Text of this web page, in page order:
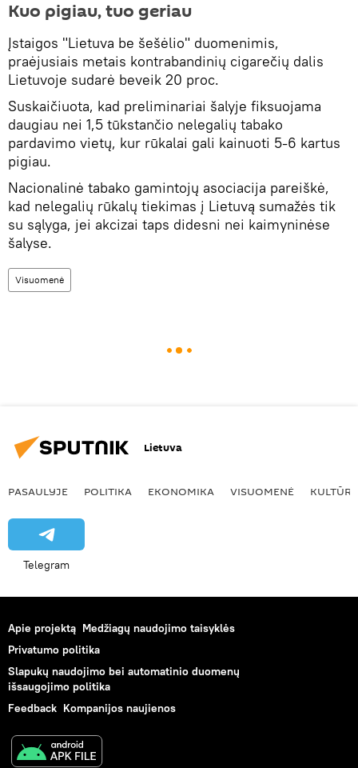
Kuo pigiau, tuo geriau
Įstaigos "Lietuva be šešėlio" duomenimis,
praėjusiais metais kontrabandinių cigarečių dalis
Lietuvoje sudarė beveik 20 proc.
Suskaičiuota, kad preliminariai šalyje fiksuojama
daugiau nei 1,5 tūkstančio nelegalių tabako
pardavimo vietų, kur rūkalai gali kainuoti 5-6 kartus
pigiau.
Nacionalinė tabako gamintojų asociacija pareiškė,
kad nelegalių rūkalų tiekimas į Lietuvą sumažės tik
su sąlyga, jei akcizai taps didesni nei kaimyninėse
šalyse.
Visuomenė
Lietuva
PASAULYJE POLITIKA EKONOMIKA VISUOMENĖ KULTŪRA
Telegram
Apie projektą Medžiagų naudojimo taisyklės
Privatumo politika
Slapukų naudojimo bei automatinio duomenų
išsaugojimo politika
Feedback Kompanijos naujienos